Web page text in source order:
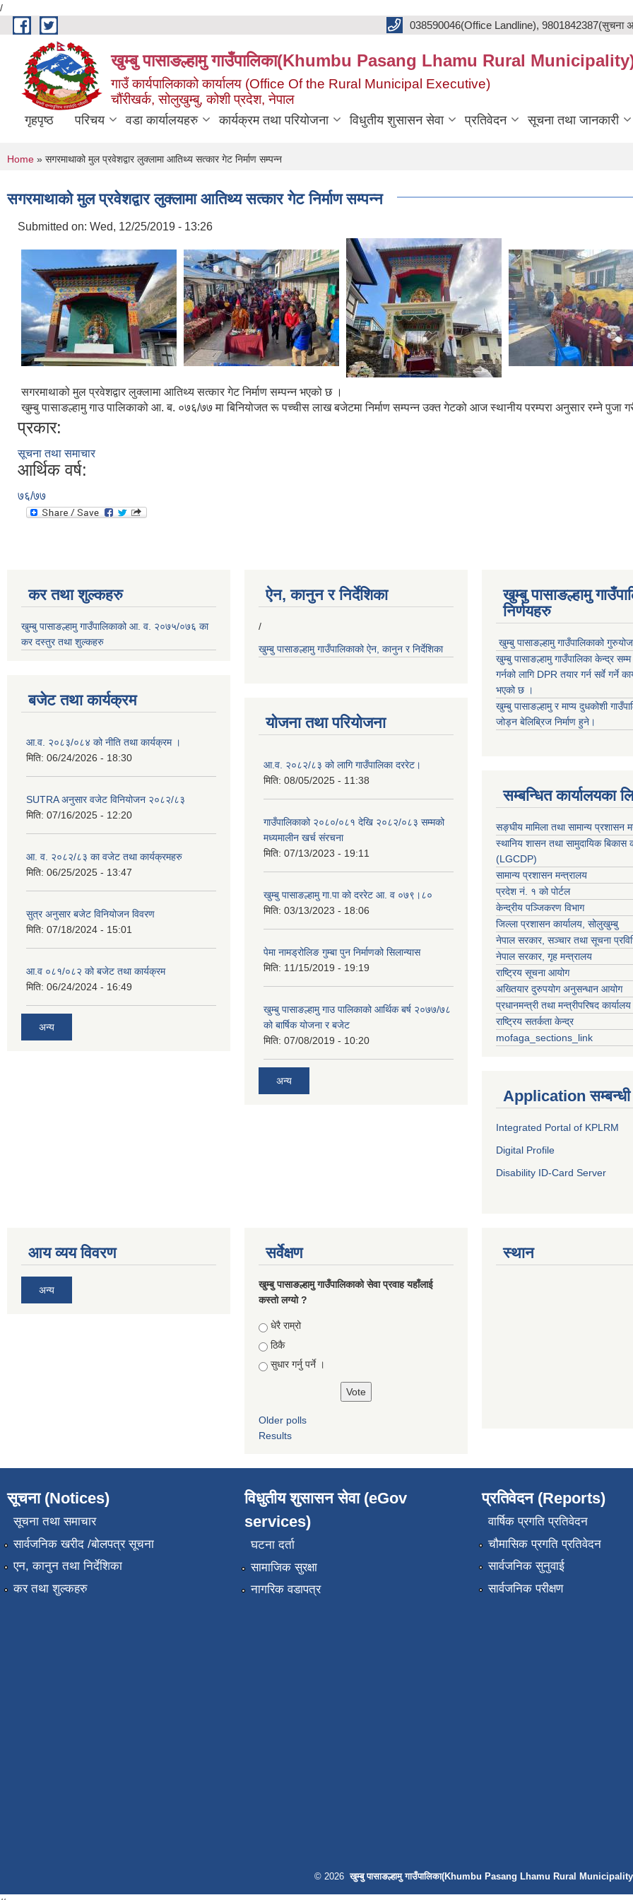
/
Skip to main content
038590046(Office Landline), 9801842387(सुचना
खुम्बु पासाङल्हामु गाउँपालिका(Khumbu Pasang Lhamu Rural
गाउँ कार्यपालिकाको कार्यालय (Office Of the Rural Municipal Executive)
चौंरीखर्क, सोलुखुम्बु, कोशी प्रदेश, नेपाल
गृहपृष्ठ परिचय वडा कार्यालयहरु कार्यक्रम तथा परियोजना विधुतीय शुसासन सेवा प्रतिवेदन सूचना तथा जानकारी
You are here
Home » सगरमाथाको मुल प्रवेशद्वार लुक्लामा आतिथ्य सत्कार गेट निर्माण सम्पन्न
सगरमाथाको मुल प्रवेशद्वार लुक्लामा आतिथ्य सत्कार गेट निर्माण सम्पन्न
Submitted on: Wed, 12/25/2019 - 13:26
सगरमाथाको मुल प्रवेशद्वार लुक्लामा आतिथ्य सत्कार गेट निर्माण सम्पन्न भएको छ ।
खुम्बु पासाङल्हामु गाउ पालिकाको आ. ब. ०७६/७७ मा बिनियोजत रू पच्चीस लाख बजेटमा निर्माण सम्पन्न उक्त गेटको आज स्थानीय परम्परा अनुसार रम्ने पुजा गरी
प्रकार:
सूचना तथा समाचार
आर्थिक वर्ष:
७६/७७
कर तथा शुल्कहरु
खुम्बु पासाङल्हामु गाउँपालिकाको आ. व. २०७५/०७६ का
कर दस्तुर तथा शुल्कहरु
बजेट तथा कार्यक्रम
आ.व. २०८३/०८४ को नीति तथा कार्यक्रम ।
मिति: 06/24/2026 - 18:30
SUTRA अनुसार वजेट विनियोजन २०८२/८३
मिति: 07/16/2025 - 12:20
आ. व. २०८२/८३ का वजेट तथा कार्यक्रमहरु
मिति: 06/25/2025 - 13:47
सुत्र अनुसार बजेट विनियोजन विवरण
मिति: 07/18/2024 - 15:01
आ.व ०८१/०८२ को बजेट तथा कार्यक्रम
मिति: 06/24/2024 - 16:49
अन्य
ऐन, कानुन र निर्देशिका
/
खुम्बु पासाङल्हामु गाउँपालिकाको ऐन, कानुन र निर्देशिका
योजना तथा परियोजना
आ.व. २०८२/८३ को लागि गाउँपालिका दररेट।
मिति: 08/05/2025 - 11:38
गाउँपालिकाको २०८०/०८१ देखि २०८२/०८३ सम्मको
मध्यमालीन खर्च संरचना
मिति: 07/13/2023 - 19:11
खुम्बु पासाङल्हामु गा.पा को दररेट आ. व ०७९।८०
मिति: 03/13/2023 - 18:06
पेमा नामड्रोलिङ गुम्बा पुन निर्माणको सिलान्यास
मिति: 11/15/2019 - 19:19
खुम्बु पासाङल्हामु गाउ पालिकाको आर्थिक बर्ष २०७७/७८
को बार्षिक योजना र बजेट
मिति: 07/08/2019 - 10:20
अन्य
खुम्बु पासाङल्हामु
निर्णयहरु
खुम्बु पासाङल्हामु गाउँपालिकाको
खुम्बु पासाङल्हामु गाउँपालिका केन्द्र
गर्नको लागि DPR तयार गर्न सर्वे गर्ने
भएको छ ।
खुम्बु पासाङल्हामु र माप्य दुधकोशी
जोड्न बेलिब्रिज निर्माण हुने।
सम्बन्धित कार्यालयका
सङ्घीय मामिला तथा सामान्य प्रशासन
स्थानिय शासन तथा सामुदायिक बिकास
(LGCDP)
सामान्य प्रशासन मन्त्रालय
प्रदेश नं. १ को पोर्टल
केन्द्रीय पञ्जिकरण विभाग
जिल्ला प्रशासन कार्यालय, सोलुखुम्बु
नेपाल सरकार, सञ्चार तथा सूचना
नेपाल सरकार, गृह मन्त्रालय
राष्ट्रिय सूचना आयोग
अख्तियार दुरुपयोग अनुसन्धान आयोग
प्रधानमन्त्री तथा मन्त्रीपरिषद कार्यालय
राष्ट्रिय सतर्कता केन्द्र
mofaga_sections_link
Application
Integrated Portal of KPLRM
Digital Profile
Disability ID-Card Server
आय व्यय विवरण
अन्य
सर्वेक्षण
खुम्बु पासाङल्हामु गाउँपालिकाको सेवा प्रवाह यहाँलाई
कस्तो लग्यो ?
Choices
धेरै राम्रो
ठिकै
सुधार गर्नु पर्ने ।
Older polls
Results
स्थान
सूचना (Notices)
सूचना तथा समाचार
सार्वजनिक खरीद /बोलपत्र सूचना
एन, कानुन तथा निर्देशिका
कर तथा शुल्कहरु
विधुतीय शुसासन सेवा (eGov
services)
घटना दर्ता
सामाजिक सुरक्षा
नागरिक वडापत्र
प्रतिवेदन (Reports)
वार्षिक प्रगति प्रतिवेदन
चौमासिक प्रगति प्रतिवेदन
सार्वजनिक सुनुवाई
सार्वजनिक परीक्षण
© 2026खुम्बु पासाङल्हामु गाउँपालिका(Khumbu Pasang Lhamu Rural